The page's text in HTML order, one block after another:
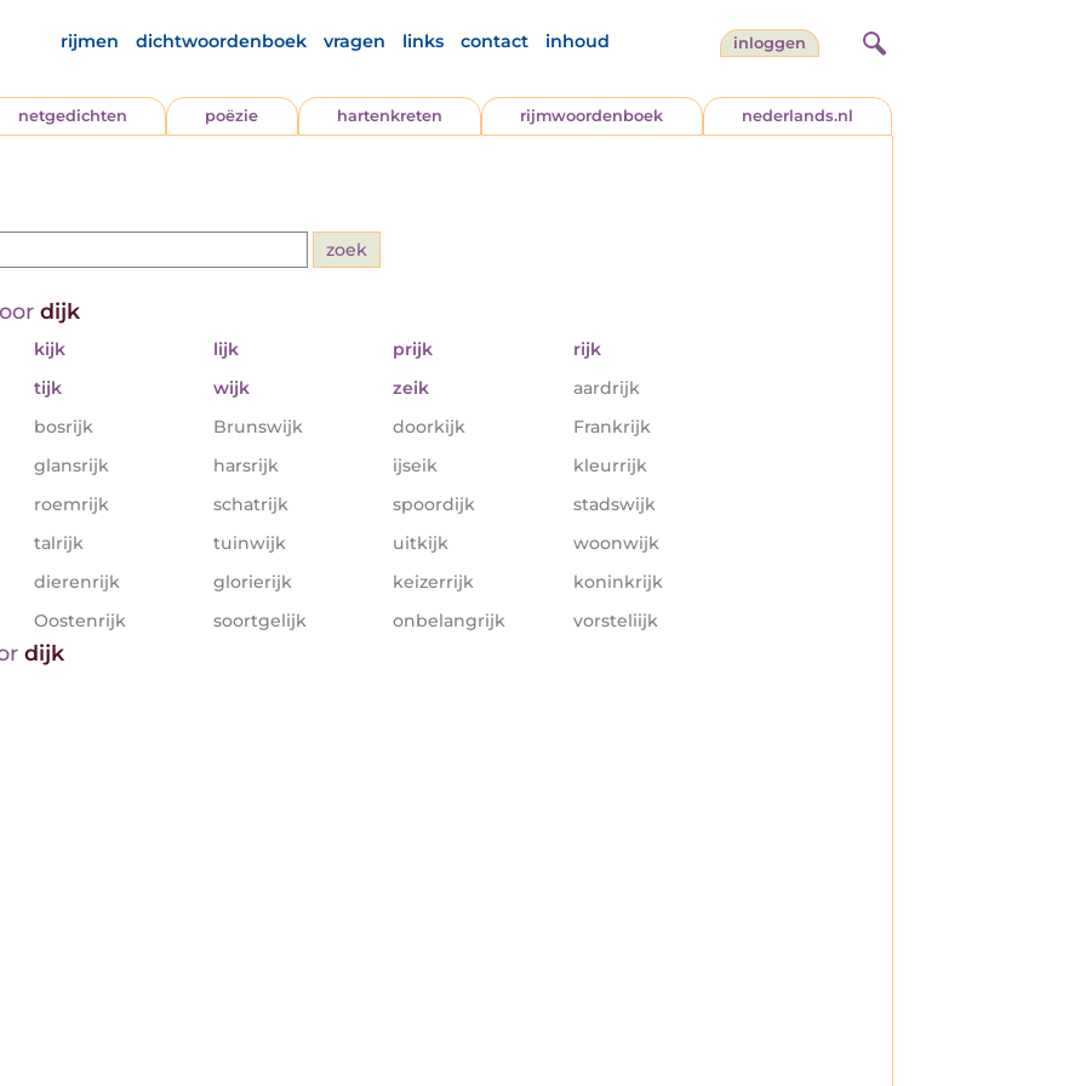
rijmen dichtwoordenboek vragen links contact inhoud inloggen
netgedichten poëzie hartenkreten rijmwoordenboek nederlands.nl
dijk
kijk lijk prijk
rijk
tijk wijk zeik
aardrijk
bosrijk Brunswijk doorkijk
Frankrijk
glansrijk harsrijk ijseik
kleurrijk
roemrijk schatrijk spoordijk
stadswijk
talrijk tuinwijk uitkijk
woonwijk
dierenrijk glorierijk keizerrijk
koninkrijk
Oostenrijk soortgelijk onbelangrijk vorsteliijk
dijk